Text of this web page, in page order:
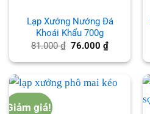
Lạp Xướng Nướng Đá
Khoái Khẩu 700g
81.000₫ Giá
là:
76.000₫Giá
tại
76.000 ₫.
Giảm giá!